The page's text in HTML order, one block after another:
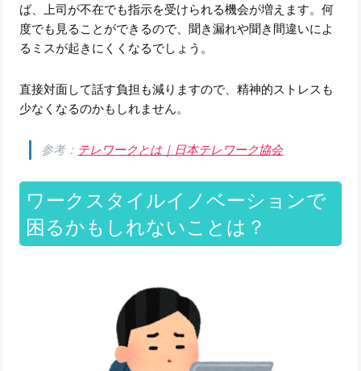
ば、上司が不在でも指示を受けられる機会が増えます。何
度でも見ることができるので、聞き漏れや聞き間違いによ
るミスが起きにくくなるでしょう。
直接対面して話す負担も減りますので、精神的ストレスも
少なくなるのかもしれません。
参考： テレワークとは｜日本テレワーク協会
ワークスタイルイノベーションで
困るかもしれないことは？